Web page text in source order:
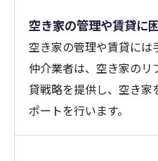
空き家の管理や賃貸に
空き家の管理や賃貸には
仲介業者は、空き家の
貸戦略を提供し、空き
ポートを行います。